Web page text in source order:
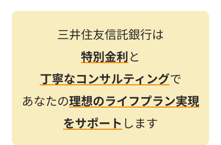
三井住友信託銀行は
特別金利と
丁寧なコンサルティングで
あなたの理想のライフプラン実現
をサポート します